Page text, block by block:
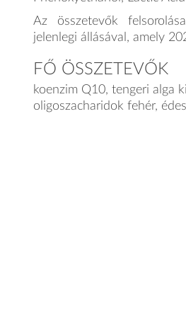
Az összetevők
jelenlegi állásával, amely
FŐ ÖSSZETEVŐK
koenzim Q10, tengeri alga
oligoszacharidok fehér,